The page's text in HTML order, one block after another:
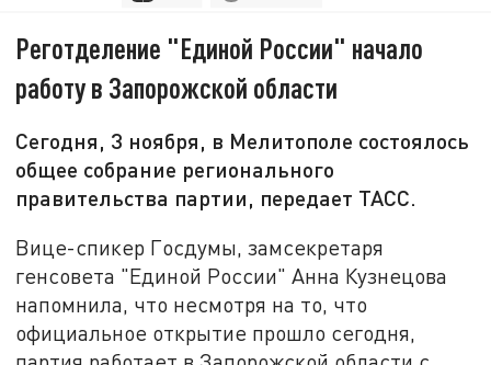
Реготделение "Единой России" начало
работу в Запорожской области
Сегодня, 3 ноября, в Мелитополе состоялось
общее собрание регионального
правительства партии, передает ТАСС.
Вице-спикер Госдумы, замсекретаря
генсовета "Единой России" Анна Кузнецова
напомнила, что несмотря на то, что
официальное открытие прошло сегодня,